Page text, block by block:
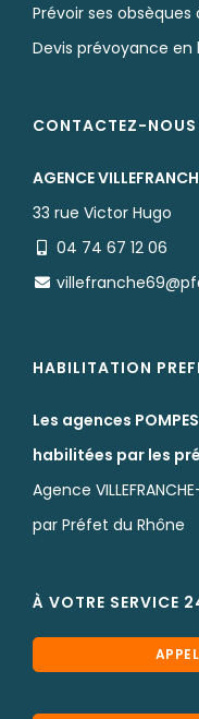
Prévoir ses
Devis prévoyance en
CONTACTEZ-NOUS
AGENCE
33 rue Victor Hugo
04 74 67 12 06
HABILITATION
Les agences POMPES
habilitées par les
Agence
par Préfet du Rhône
À VOTRE SERVICE